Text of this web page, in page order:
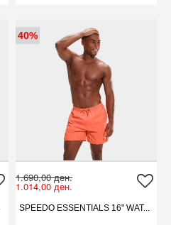
40%
1.690,00 ден.
1.014,00 ден.
SPEEDO ESSENTIALS 16" WAT...